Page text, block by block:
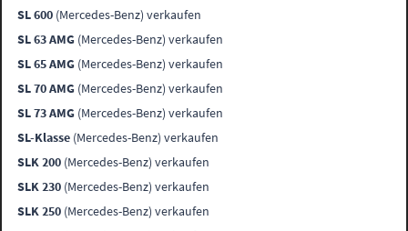
SL 600 (Mercedes-Benz) verkaufen
SL 63 AMG (Mercedes-Benz) verkaufen
SL 65 AMG (Mercedes-Benz) verkaufen
SL 70 AMG (Mercedes-Benz) verkaufen
SL 73 AMG (Mercedes-Benz) verkaufen
SL-Klasse (Mercedes-Benz) verkaufen
SLK 200 (Mercedes-Benz) verkaufen
SLK 230 (Mercedes-Benz) verkaufen
SLK 250 (Mercedes-Benz) verkaufen